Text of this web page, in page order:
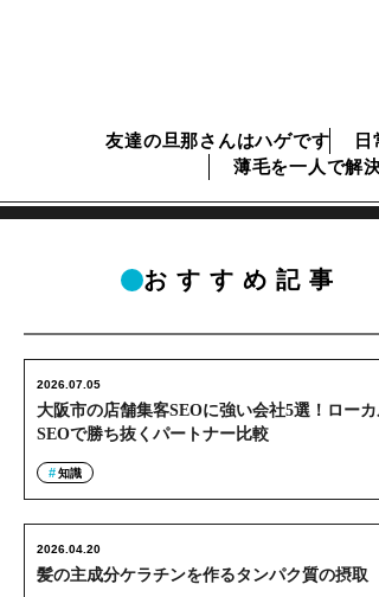
友達の旦那さんはハゲです
薄毛を一人で解
おすすめ記事
大阪市の店舗集客SEOに強い会社5選！ロー
SEOで勝ち抜くパートナー比較
2026.07.05
知識
髪の主成分ケラチンを作るタンパク質の摂取
2026.04.20